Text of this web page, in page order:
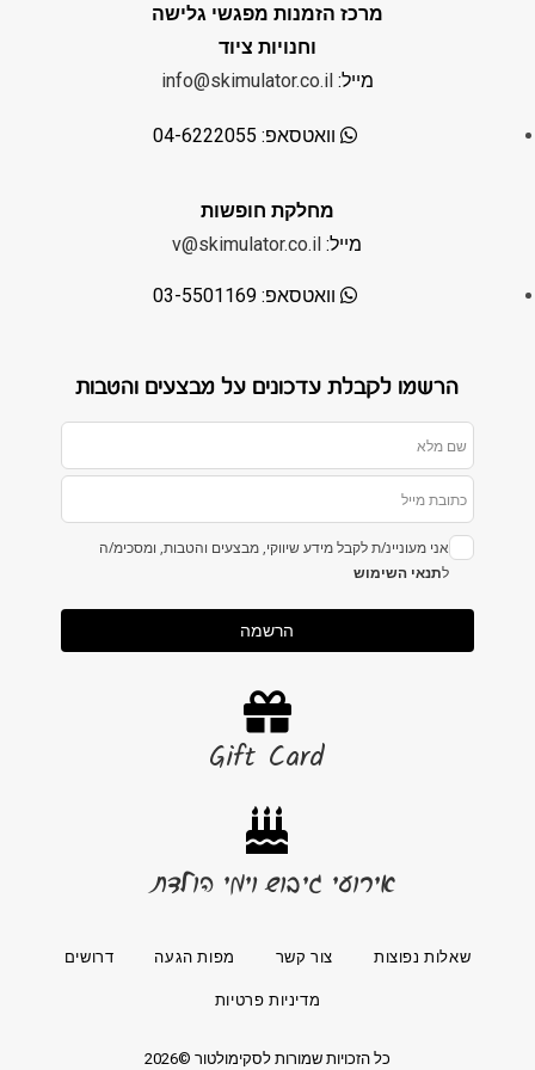
מרכז הזמנות מפגשי גלישה
וחנויות ציוד
מייל:info@skimulator.co.il
וואטסאפ: 04-6222055
מחלקת חופשות
מייל: v@skimulator.co.il
וואטסאפ: 03-5501169
הרשמו לקבלת עדכונים על מבצעים והטבות
אני מעוניינ/ת לקבל מידע שיווקי, מבצעים והטבות, ומסכימ/ה
לתנאי השימוש
הרשמה
Gift Card
אירועי גיבוש וימי הולדת
שאלות נפוצות צור קשר מפות הגעה
דרושים
מדיניות פרטיות
כל הזכויות שמורות לסקימולטור ©2026